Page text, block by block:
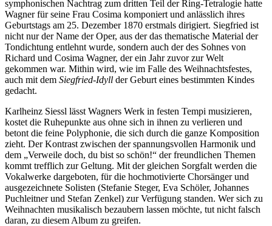
symphonischen Nachtrag zum dritten Teil der Ring-Tetralogie hatte
Wagner für seine Frau Cosima komponiert und anlässlich ihres
Geburtstags am 25. Dezember 1870 erstmals dirigiert. Siegfried ist
nicht nur der Name der Oper, aus der das thematische Material der
Tondichtung entlehnt wurde, sondern auch der des Sohnes von
Richard und Cosima Wagner, der ein Jahr zuvor zur Welt
gekommen war. Mithin wird, wie im Falle des Weihnachtsfestes,
auch mit dem Siegfried-Idyll der Geburt eines bestimmten Kindes
gedacht.
Karlheinz Siessl lässt Wagners Werk in festen Tempi musizieren,
kostet die Ruhepunkte aus ohne sich in ihnen zu verlieren und
betont die feine Polyphonie, die sich durch die ganze Komposition
zieht. Der Kontrast zwischen der spannungsvollen Harmonik und
dem „Verweile doch, du bist so schön!“ der freundlichen Themen
kommt trefflich zur Geltung. Mit der gleichen Sorgfalt werden die
Vokalwerke dargeboten, für die hochmotivierte Chorsänger und
ausgezeichnete Solisten (Stefanie Steger, Eva Schöler, Johannes
Puchleitner und Stefan Zenkel) zur Verfügung standen. Wer sich zu
Weihnachten musikalisch bezaubern lassen möchte, tut nicht falsch
daran, zu diesem Album zu greifen.